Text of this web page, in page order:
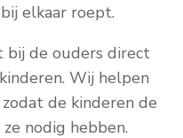
elkaar roept.
de ouders direct
Wij helpen
de kinderen de
nodig hebben.